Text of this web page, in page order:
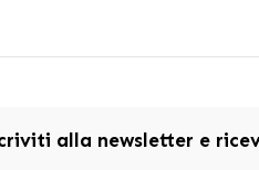
alla newsletter e